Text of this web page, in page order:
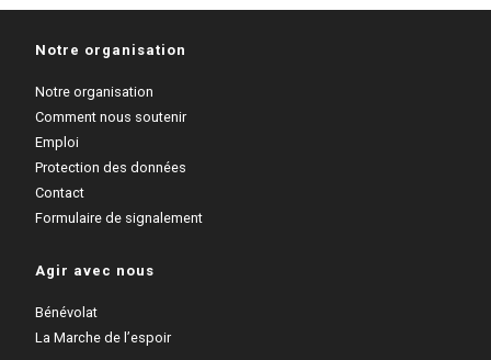
Notre organisation
Notre organisation
Comment nous soutenir
Emploi
Protection des données
Contact
Formulaire de signalement
Agir avec nous
Bénévolat
La Marche de l’espoir